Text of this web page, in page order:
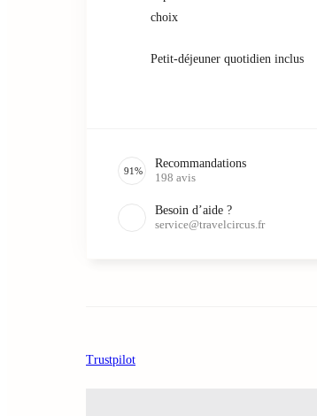
choix
Petit-déjeuner quotidien inclus
91 %
Recommandations
198 avis
Besoin d’aide ?
service@travelcircus.fr
Trustpilot